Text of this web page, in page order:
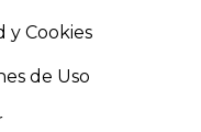
y Cookies
de Uso